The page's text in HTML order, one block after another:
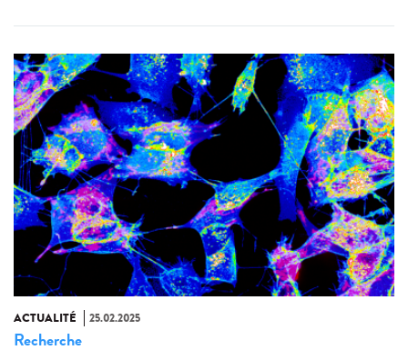
ACTUALITÉ 25.02.2025
Recherche